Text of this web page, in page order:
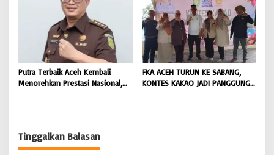
BONGKAR ‘Perkara.com
Putra Terbaik Aceh Kembali
Menorehkan Prestasi Nasional,
BONGKAR’Perkara.com
FKA ACEH TURUN KE SABANG,
KONTES KAKAO JADI PANGGUNG
Tinggalkan Balasan